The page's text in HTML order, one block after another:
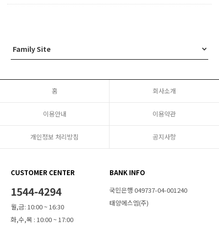
홈 회사소개
이용안내 이용약관
개인정보 처리방침 공지사항
CUSTOMER CENTER
1544-4294
월,금: 10:00 ~ 16:30
화,수,목 : 10:00 ~ 17:00
BANK INFO
국민은행 049737-04-001240
태양에스엠(주)